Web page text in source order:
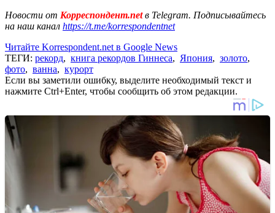
Новости от Корреспондент.netв Telegram. Подписывайтесь
на наш канал https://t.me/korrespondentnet
Читайте Korrespondent.net в Google News
ТЕГИ: рекорд, книга рекордов Гиннеса, Япония, золото,
фото, ванна, курорт
Если вы заметили ошибку, выделите необходимый текст и
нажмите Ctrl+Enter, чтобы сообщить об этом редакции.